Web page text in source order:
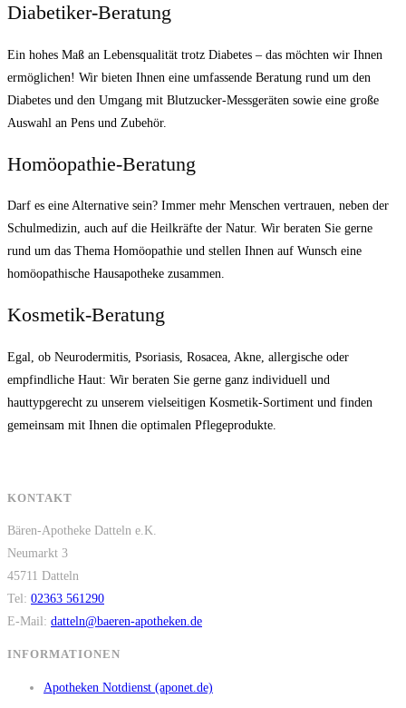
Diabetiker-Beratung
Ein hohes Maß an Lebensqualität trotz Diabetes – das möchten wir Ihnen
ermöglichen! Wir bieten Ihnen eine umfassende Beratung rund um den
Diabetes und den Umgang mit Blutzucker-Messgeräten sowie eine große
Auswahl an Pens und Zubehör.
Homöopathie-Beratung
Darf es eine Alternative sein? Immer mehr Menschen vertrauen, neben der
Schulmedizin, auch auf die Heilkräfte der Natur. Wir beraten Sie gerne
rund um das Thema Homöopathie und stellen Ihnen auf Wunsch eine
homöopathische Hausapotheke zusammen.
Kosmetik-Beratung
Egal, ob Neurodermitis, Psoriasis, Rosacea, Akne, allergische oder
empfindliche Haut: Wir beraten Sie gerne ganz individuell und
hauttypgerecht zu unserem vielseitigen Kosmetik-Sortiment und finden
gemeinsam mit Ihnen die optimalen Pflegeprodukte.
KONTAKT
Bären-Apotheke Datteln e.K.
Neumarkt 3
45711 Datteln
Tel: 02363 561290
E-Mail: datteln@baeren-apotheken.de
INFORMATIONEN
Apotheken Notdienst (aponet.de)